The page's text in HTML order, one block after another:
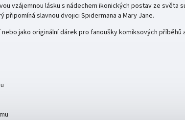
vzájemnou lásku s nádechem ikonických postav ze světa
připomíná slavnou dvojici Spidermana a Mary Jane.
jako originální dárek pro fanoušky komiksových příběhů